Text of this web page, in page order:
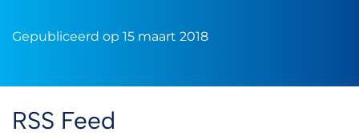
Gepubliceerd op 15 maart 2018
RSS Feed